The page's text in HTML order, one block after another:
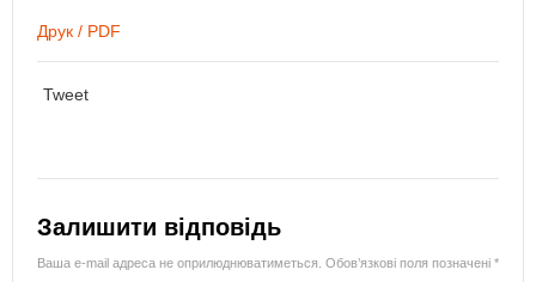
Друк / PDF
Tweet
Залишити відповідь
Ваша e-mail адреса не оприлюднюватиметься. Обов’язкові поля позначені *